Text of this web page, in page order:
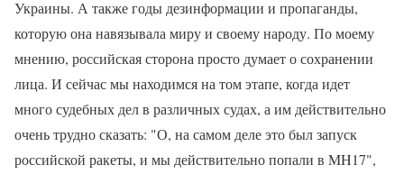
Украины. А также годы дезинформации и пропаганды,
которую она навязывала миру и своему народу. По моему
мнению, российская сторона просто думает о сохранении
лица. И сейчас мы находимся на том этапе, когда идет
много судебных дел в различных судах, а им действительно
очень трудно сказать: "О, на самом деле это был запуск
российской ракеты, и мы действительно попали в MH17",